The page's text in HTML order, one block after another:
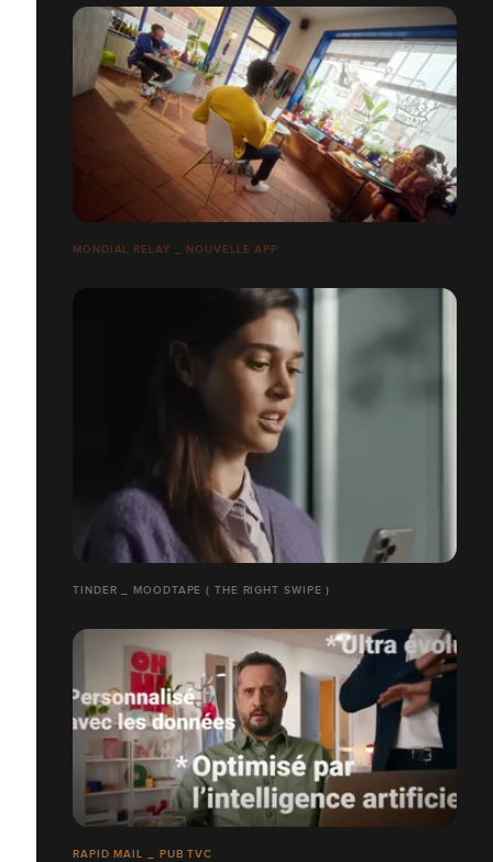
MONDIAL RELAY _ NOUVELLE APP
TINDER _ MOODTAPE ( THE RIGHT SWIPE )
RAPID MAIL _ PUB TVC